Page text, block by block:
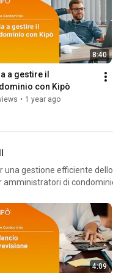
8:40
a gestire il
con Kipò
• 1 year ago
una gestione efficiente
di
inviare lettere di
tutto in un'unica piattaforma.
quotidiane degli
dello studio
tutte le funzionalità
4:09